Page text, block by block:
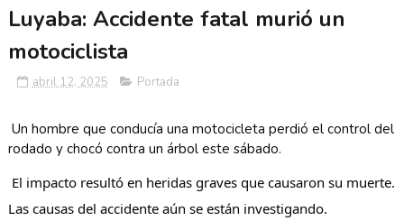
Luyaba: Accidente fatal murió un
motociclista
abril 12, 2025 Portada
Un hombre que conducía una motocicleta perdió el control del
rodado y chocó contra un árbol este sábado.
Las causas del accidente aún se están investigando.